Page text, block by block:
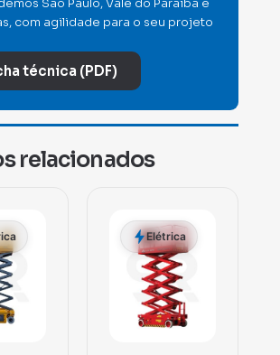
com agilidade para o seu projeto
técnica (PDF)
relacionados
Elétrica